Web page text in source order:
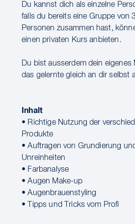
Du kannst dich als einzelne
falls du bereits eine Gruppe von
Personen zusammen hast,
einen privaten Kurs anbieten.
Du bist ausserdem dein eigenes
das gelernte gleich an dir selbst
Inhalt
• Richtige Nutzung der
Produkte
• Auftragen von Grundierung
Unreinheiten
• Farbanalyse
• Augen Make-up
• Augenbrauenstyling
• Tipps und Tricks vom Profi